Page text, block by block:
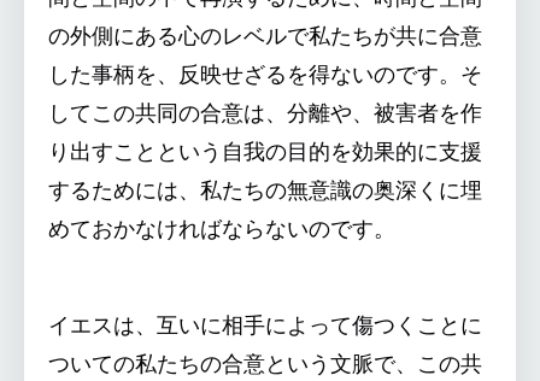
の外側にある心のレベルで私たちが共に合意
した事柄を、反映せざるを得ないのです。そ
してこの共同の合意は、分離や、被害者を作
り出すことという自我の目的を効果的に支援
するためには、私たちの無意識の奥深くに埋
めておかなければならないのです。
イエスは、互いに相手によって傷つくことに
ついての私たちの合意という文脈で、この共